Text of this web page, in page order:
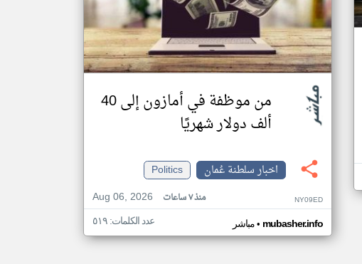
من موظفة في أمازون إلى 40
ألف دولار شهريًا
اخبار سلطنة عُمان
Politics
Aug 06, 2026
منذ ٧ ساعات NY09ED
مباشر• mubasher.info عدد الكلمات: ٥١٩